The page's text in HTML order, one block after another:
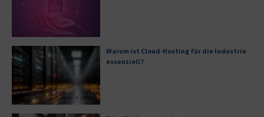
Warum ist Cloud-Hosting für die Industrie
essenziell?